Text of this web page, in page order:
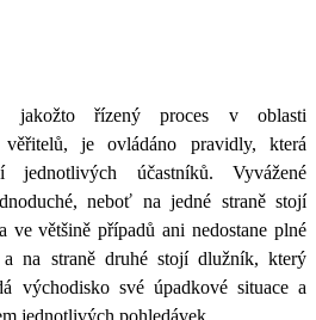
jakožto řízený proces v oblasti
věřitelů, je ovládáno pravidly, která
jednotlivých účastníků. Vyvážené
neboť na jedné straně stojí
ve většině případů ani nedostane plné
na straně druhé stojí dlužník, který
východisko své úpadkové situace a
jednotlivých pohledávek.